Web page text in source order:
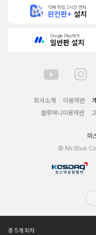
총 5개 회차
10배 적립, 2시간 먼저
완전판+ 설치
Google Play에서
일반판 설치
회사소개 이용약관
블루머니이용약관
미
© Mr.Blue